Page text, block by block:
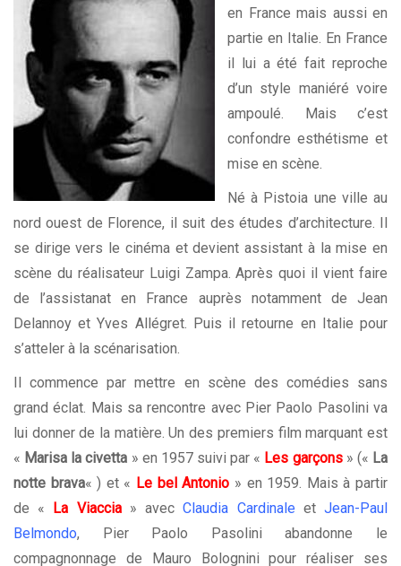
en France mais aussi en
partie en Italie. En France
il lui a été fait reproche
d’un style maniéré voire
ampoulé. Mais c’est
confondre esthétisme et
mise en scène.
Né à Pistoia une ville au
nord ouest de Florence, il suit des études d’architecture. Il
se dirige vers le cinéma et devient assistant à la mise en
scène du réalisateur Luigi Zampa. Après quoi il vient faire
de l’assistanat en France auprès notamment de Jean
Delannoy et Yves Allégret. Puis il retourne en Italie pour
s’atteler à la scénarisation.
Il commence par mettre en scène des comédies sans
grand éclat. Mais sa rencontre avec Pier Paolo Pasolini va
lui donner de la matière. Un des premiers film marquant est
« Marisa la civetta » en 1957 suivi par « Les garçons» (« La
notte brava« ) et « Le bel Antonio » en 1959. Mais à partir
de «
La Viaccia» avecClaudia Cardinale etJean-Paul
Belmondo, Pier Paolo Pasolini abandonne le
compagnonnage de Mauro Bolognini pour réaliser ses